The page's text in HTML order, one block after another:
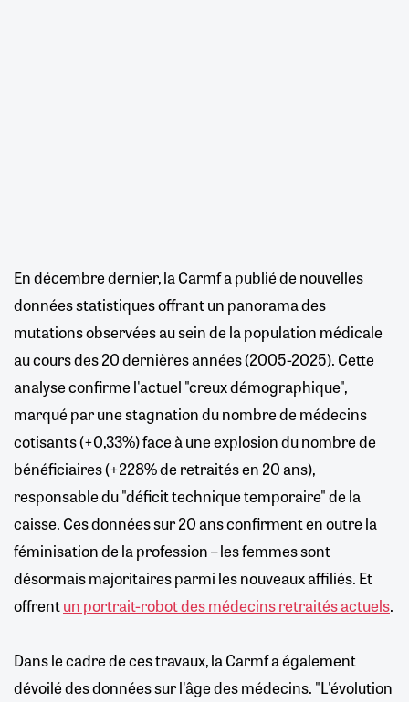
En décembre dernier, la Carmf a publié de nouvelles
données statistiques offrant un panorama des
mutations observées au sein de la population médicale
au cours des 20 dernières années (2005-2025). Cette
analyse confirme l'actuel "creux démographique",
marqué par une stagnation du nombre de médecins
cotisants (+0,33%) face à une explosion du nombre de
bénéficiaires (+228% de retraités en 20 ans),
responsable du "déficit technique temporaire" de la
caisse. Ces données sur 20 ans confirment en outre la
féminisation de la profession – les femmes sont
désormais majoritaires parmi les nouveaux affiliés. Et
offrentun portrait-robot des médecins retraités actuels.
Dans le cadre de ces travaux, la Carmf a également
dévoilé des données sur l'âge des médecins. "L'évolution